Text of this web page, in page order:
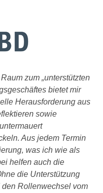
zum „unterstützten
bietet mir
Herausforderung aus
sowie
Aus jedem Termin
was ich wie als
helfen auch die
die Unterstützung
Rollenwechsel vom